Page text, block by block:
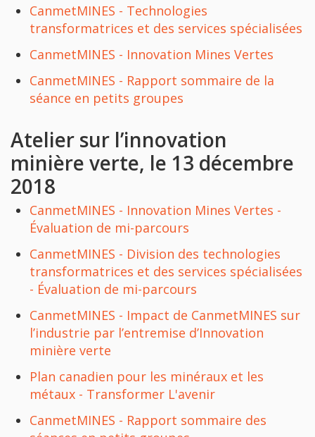
CanmetMINES - Technologies
transformatrices et des services spécialisées
CanmetMINES - Innovation Mines Vertes
CanmetMINES - Rapport sommaire de la
séance en petits groupes
Atelier sur l’innovation
minière verte, le 13 décembre
2018
CanmetMINES - Innovation Mines Vertes -
Évaluation de mi-parcours
CanmetMINES - Division des technologies
transformatrices et des services spécialisées
- Évaluation de mi-parcours
CanmetMINES - Impact de CanmetMINES sur
l’industrie par l’entremise d’Innovation
minière verte
Plan canadien pour les minéraux et les
métaux - Transformer L'avenir
CanmetMINES - Rapport sommaire des